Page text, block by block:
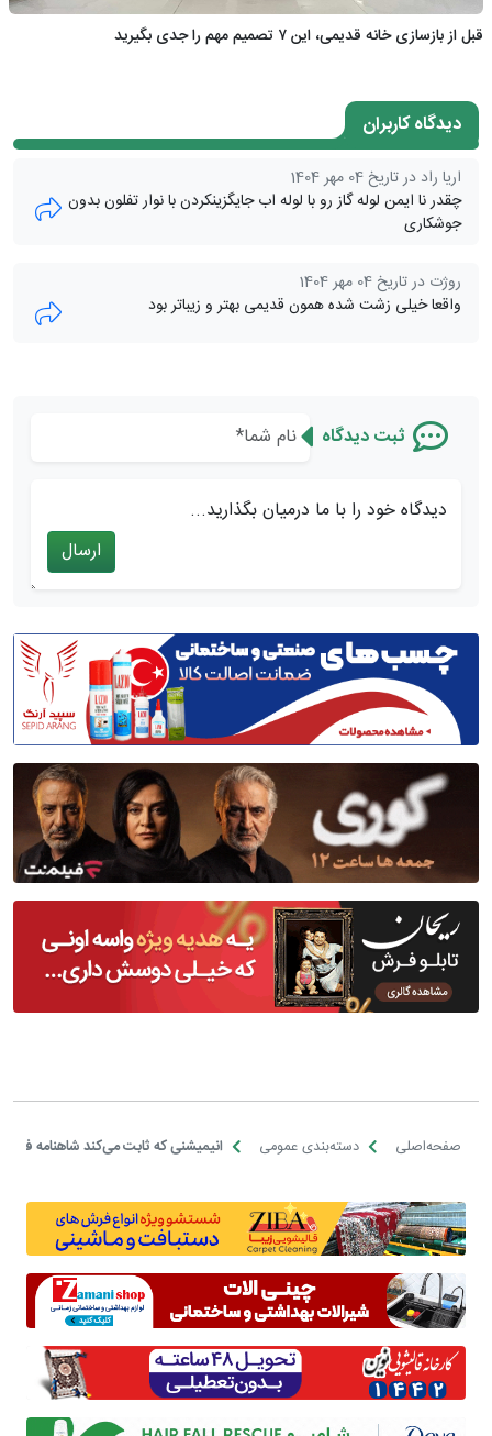
قبل از بازسازی خانه قدیمی، این ۷ تصمیم مهم را جدی بگیرید
دیدگاه کاربران
اریا راد در تاریخ 04 مهر 1404
چقدر نا ایمن لوله گاز رو با لوله اب جایگزینکردن با نوار تفلون بدون
جوشکاری
روژت در تاریخ 04 مهر 1404
واقعا خیلی زشت شده همون قدیمی بهتر و زیباتر بود
ثبت دیدگاه
دیدگاه خود را با ما درمیان بگذارید...
ارسال